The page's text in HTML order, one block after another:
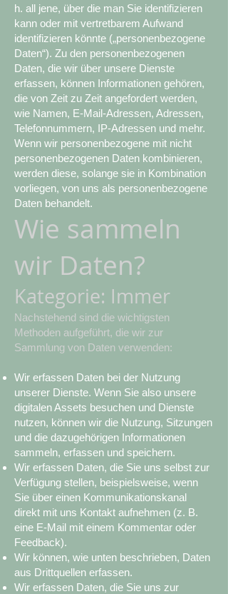
h. all jene, über die man Sie identifizieren
kann oder mit vertretbarem Aufwand
identifizieren könnte („personenbezogene
Daten“). Zu den personenbezogenen
Daten, die wir über unsere Dienste
erfassen, können Informationen gehören,
die von Zeit zu Zeit angefordert werden,
wie Namen, E-Mail-Adressen, Adressen,
Telefonnummern, IP-Adressen und mehr.
Wenn wir personenbezogene mit nicht
personenbezogenen Daten kombinieren,
werden diese, solange sie in Kombination
vorliegen, von uns als personenbezogene
Daten behandelt.
Wie sammeln
wir Daten?
Kategorie: Immer
Nachstehend sind die wichtigsten
Methoden aufgeführt, die wir zur
Sammlung von Daten verwenden:
Wir erfassen Daten bei der Nutzung
unserer Dienste. Wenn Sie also unsere
digitalen Assets besuchen und Dienste
nutzen, können wir die Nutzung, Sitzungen
und die dazugehörigen Informationen
sammeln, erfassen und speichern.
Wir erfassen Daten, die Sie uns selbst zur
Verfügung stellen, beispielsweise, wenn
Sie über einen Kommunikationskanal
direkt mit uns Kontakt aufnehmen (z. B.
eine E-Mail mit einem Kommentar oder
Feedback).
Wir können, wie unten beschrieben, Daten
aus Drittquellen erfassen.
Wir erfassen Daten, die Sie uns zur